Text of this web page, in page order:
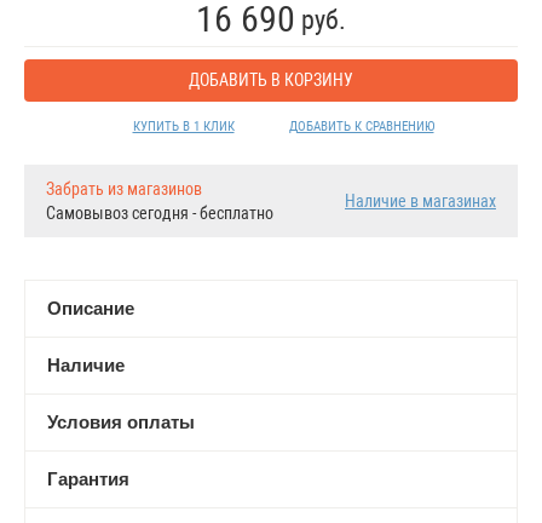
16 690 руб.
ДОБАВИТЬ В КОРЗИНУ
КУПИТЬ В 1 КЛИК ДОБАВИТЬ К СРАВНЕНИЮ
Забрать из магазинов
Самовывоз сегодня - бесплатно
Наличие в магазинах
Описание
Наличие
Условия оплаты
Гарантия